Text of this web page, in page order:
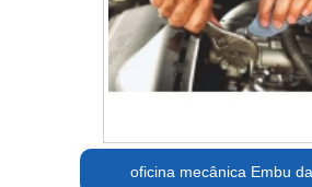
oficina mecânica Embu